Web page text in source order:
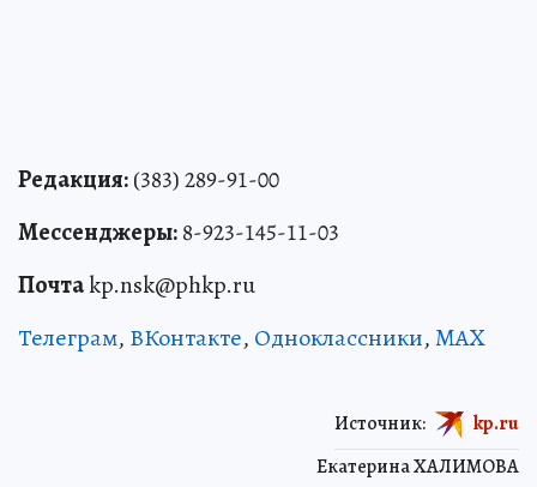
Редакция:(383) 289-91-00
Мессенджеры:8-923-145-11-03
Почтаkp.nsk@phkp.ru
Телеграм, ВКонтакте, Одноклассники,MAX
Екатерина ХАЛИМОВА
Источник: kp.ru